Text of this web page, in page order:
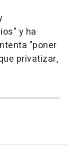
y ha
"poner
privatizar,